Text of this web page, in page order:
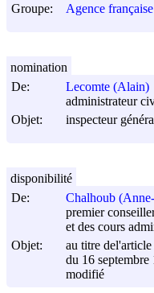
Groupe:
Agence
De:
Lecomte (Alain)
administrateur
Objet:
inspecteur
nomination
De:
Chalhoub
premier
et des cours
Objet:
au titre
du 16 septembre
modifié
disponibilité